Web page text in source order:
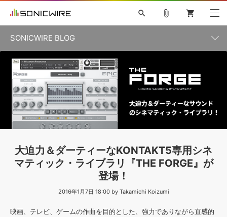
ソフト音源 »
プラグイン・エフェクト »
ソフトウェア／ツール »
キャンペーン »
特集 »
製品サポート情報 »
FAQ » 楽曲配信流通サービス
search
初音ミク V4X 鏡音リン・レン V4X
ボーカル抜き出し
MEIKO V3 KAITO V3
MASSIVE
SYLENTH1
VOCALOID VIENNA
TOONTRACK
サンプルパックを試そう
MUTANT
シネマティック音源特集
EZdrummer2
ソフト音源 プラグイン・エフェクト サンプルパック
DAW
attach_file shopping_cart
SONICWIRE BLOG
カテゴリ一覧
記事一覧
大迫力＆ダーティーなKONTAKT5専用シネ
マティック・ライブラリ『THE FORGE』が
登場！
2016年1月7日 18:00 by Takamichi Koizumi
映画、テレビ、ゲームの作曲を目的とした、強力でありながら直感的